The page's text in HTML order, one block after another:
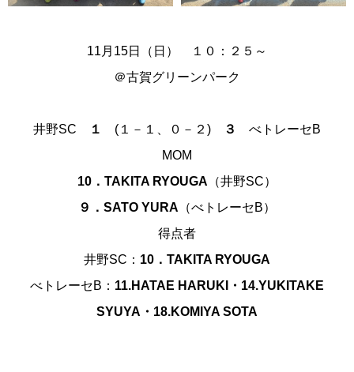
11月15日（日） １０：２５～
＠古賀グリーンパーク
井野SC １ (１－１、０－２) ３ べトレーセB
MOM
10．TAKITA RYOUGA （井野SC）
９．SATO YURA （べトレーセB）
得点者
井野SC： 10．TAKITA RYOUGA
べトレーセB： 11.HATAE HARUKI・14.YUKITAKE
SYUYA・18.KOMIYA SOTA